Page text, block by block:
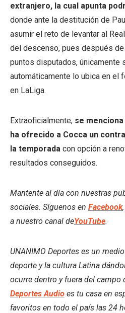
extranjero, la cual apunta
donde ante la destitución de
asumir el reto de levantar al
del descenso, pues después
puntos disputados, únicamente
automáticamente lo ubica en el
en LaLiga.
Extraoficialmente, se
ha ofrecido a Cocca un
la temporada con opción a
resultados conseguidos.
Mantente al día con nuestras
sociales. Síguenos en Facebook,
a nuestro canal deYouTube.
UNANIMO Deportes es un
deporte y la cultura Latina
ocurre dentro y fuera del campo
Deportes Audio es tu casa en
favoritos en todo el país las 24